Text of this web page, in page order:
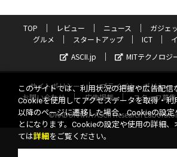
TOP レビュー ニュース ガジェ
グルメ
スタートアップ ICT
ASCII.jp
MITテクノロジ
サイトポリシー プライバシーポリシー
お問い合わせ
広告掲載 スタッフ募集
©KADOKAWA ASCII Research
このサイトでは、利用状況の把握や広告配信
Cookieを使用してアクセスデータを取得・利
以降のページに遷移した場合、Cookieの設定
とになります。Cookieの設定や使用の詳細
ては詳細 をご覧ください。